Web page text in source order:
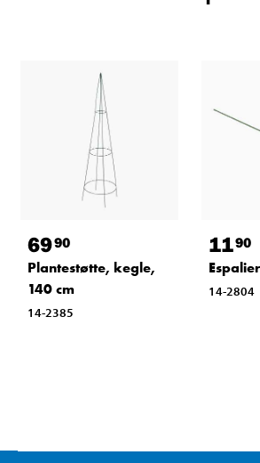
6990
Plantestøtte, kegle,
140 cm
14-2385
1190
14-2804